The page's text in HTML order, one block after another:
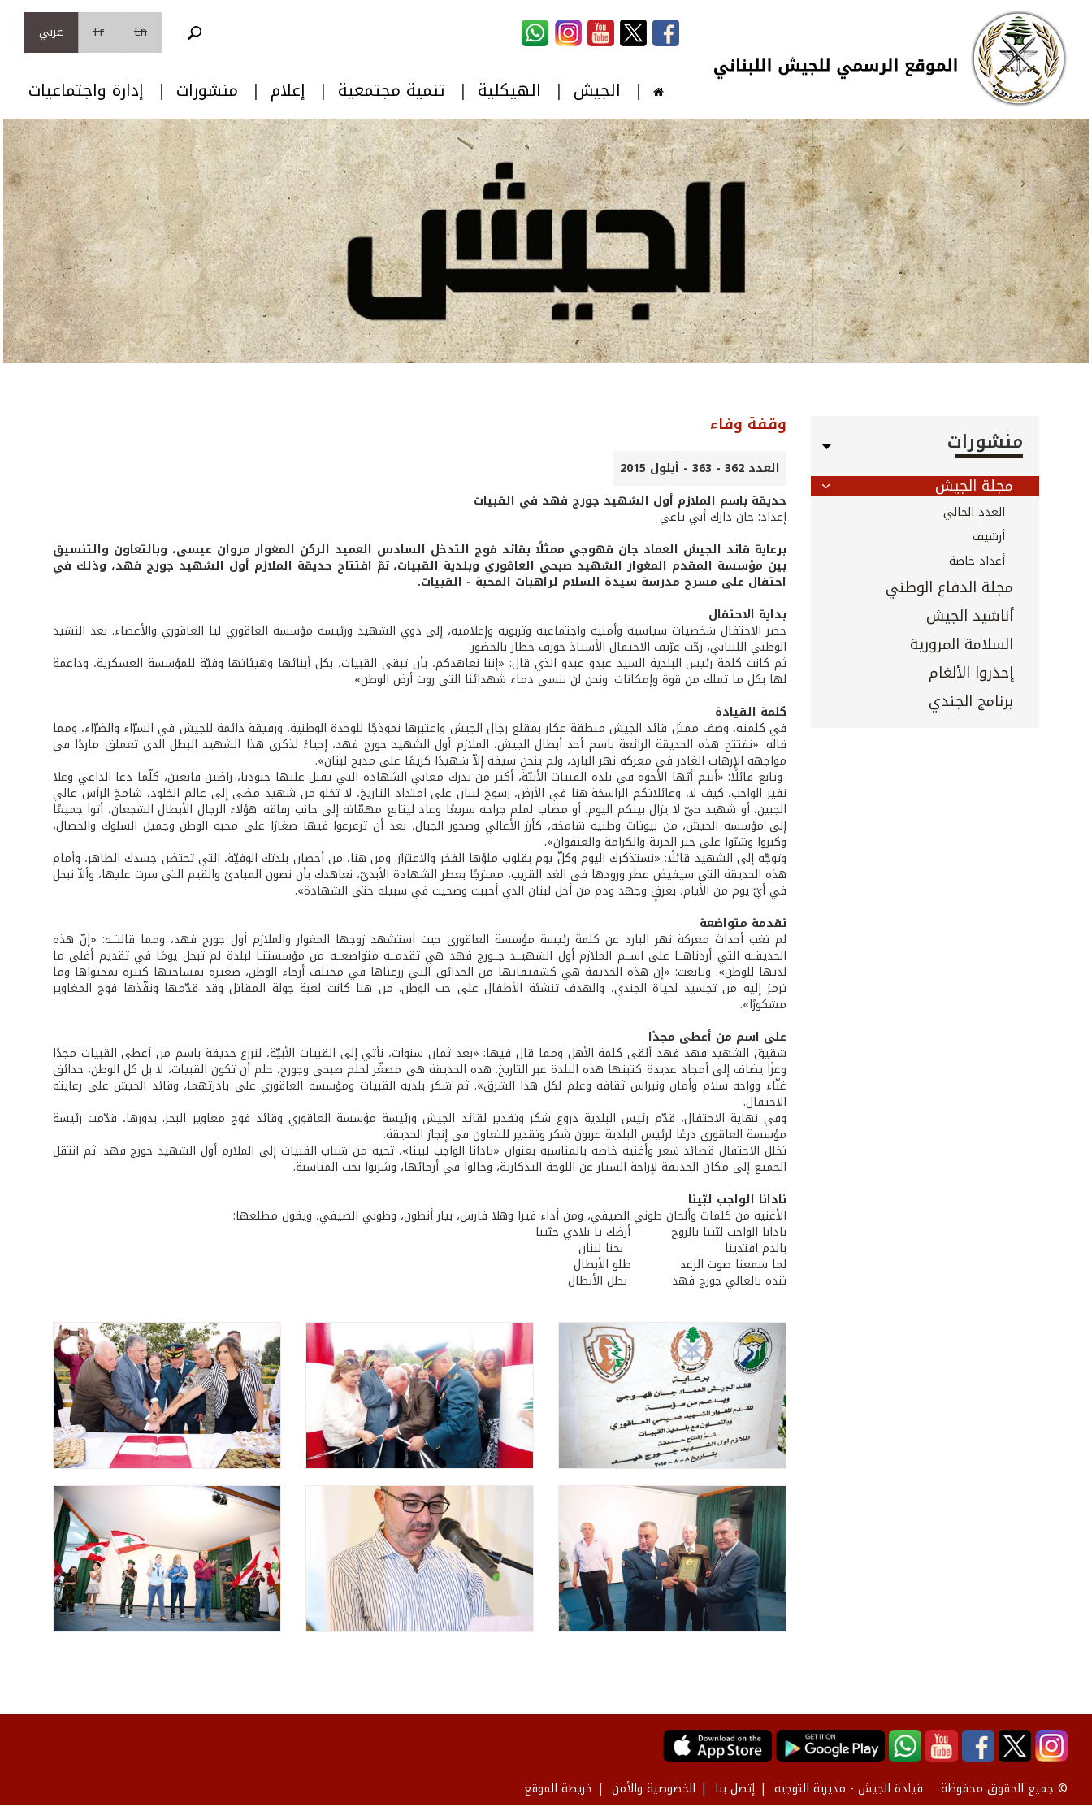
تجاوز إلى المحتوى الرئيسي
Skip to navigation
En
Fr عربي
الجيش الهيكلية تنمية مجتمعية إعلام منشورات إدارة واجتماعيات
منشورات
مجلة الجيش
العدد الحالي
أرشيف
أعداد خاصة
مجلة الدفاع الوطني
أناشيد الجيش
السلامة المرورية
إحذروا الألغام
برنامج الجندي
وقفة وفاء
العدد 362 - 363 - أيلول 2015
حديقة باسم الملازم أول الشهيد جورج فهد في القبيات
إعداد: جان دارك أبي ياغي
برعاية قائد الجيش العماد جان قهوجي ممثلًا بقائد فوج التدخل السادس العميد الركن المغوار مروان عيسى، وبالتعاون والتنسيق
بين مؤسسة المقدم المغوار الشهيد صبحي العاقوري وبلدية القبيات، تمّ افتتاح حديقة الملازم أول الشهيد جورج فهد، وذلك في
احتفال على مسرح مدرسة سيدة السلام لراهبات المحبة - القبيات.
بداية الاحتفال
حضر الاحتفال شخصيات سياسية وأمنية واجتماعية وتربوية وإعلامية، إلى ذوي الشهيد ورئيسة مؤسسة العاقوري ليا العاقوري والأعضاء. بعد النشيد
الوطني اللبناني، رحّب عرّيف الاحتفال الأستاذ جوزف خطار بالحضور.
ثم كانت كلمة رئيس البلدية السيد عبدو عبدو الذي قال: «إننا نعاهدكم، بأن تبقى القبيات، بكل أبنائها وهيئاتها وفيّة للمؤسسة العسكرية، وداعمة
لها بكل ما تملك من قوة وإمكانات. ونحن لن ننسى دماء شهدائنا التي روت أرض الوطن».
كلمة القيادة
في كلمته، وصف ممثل قائد الجيش منطقة عكار بمقلع رجال الجيش واعتبرها نموذجًا للوحدة الوطنية، ورفيقة دائمة للجيش في السرّاء والضرّاء، ومما
قاله: «نفتتح هذه الحديقة الرائعة باسم أحد أبطال الجيش، الملازم أول الشهيد جورج فهد، إحياءً لذكرى هذا الشهيد البطل الذي تعملق ماردًا في
مواجهة الإرهاب الغادر في معركة نهر البارد، ولم ينحنِ سيفه إلاّ شهيدًا كريمًا على مذبح لبنان».
وتابع قائلًا: «أنتم أيّها الأخوة في بلدة القبيات الأبيّة، أكثر من يدرك معاني الشهادة التي يقبل عليها جنودنا، راضين قانعين، كلّما دعا الداعي وعلا
نفير الواجب، كيف لا، وعائلاتكم الراسخة هنا في الأرض، رسوخ لبنان على امتداد التاريخ، لا تخلو من شهيد مضى إلى عالم الخلود، شامخ الرأس عالي
الجبين، أو شهيد حيّ لا يزال بينكم اليوم، أو مصاب لملم جراحه سريعًا وعاد ليتابع مهمّاته إلى جانب رفاقه. هؤلاء الرجال الأبطال الشجعان، أتوا جميعًا
إلى مؤسسة الجيش، من بيوتات وطنية شامخة، كأرز الأعالي وصخور الجبال، بعد أن ترعرعوا فيها صغارًا على محبة الوطن وجميل السلوك والخصال،
وكبروا وشبّوا على خبز الحرية والكرامة والعنفوان».
وتوجّه إلى الشهيد قائلًا: «نستذكرك اليوم وكلّ يوم بقلوب ملؤها الفخر والاعتزاز. ومن هنا، من أحضان بلدتك الوفيّة، التي تحتضن جسدك الطاهر، وأمام
هذه الحديقة التي سيفيض عطر ورودها في الغد القريب، ممتزجًا بعطر الشهادة الأبديّ، نعاهدك بأن نصون المبادئ والقيم التي سرت عليها، وألاّ نبخل
في أيّ يوم من الأيام، بعرقٍ وجهد ودم من أجل لبنان الذي أحببت وضحيت في سبيله حتى الشهادة».
تقدمة متواضعة
لم تغب أحداث معركة نهر البارد عن كلمة رئيسة مؤسسة العاقوري حيث استشهد زوجها المغوار والملازم أول جورج فهد، ومما قالتــه: «إنّ هذه
الحديقــة التي أردناهــا على اســم الملازم أول الشهيــد جــورج فهد هي تقدمــة متواضعــة من مؤسستنـا لبلدة لم تبخل يومًا في تقديم أغلى ما
لديها للوطن». وتابعت: «إن هذه الحديقة هي كشقيقاتها من الحدائق التي زرعناها في مختلف أرجاء الوطن، صغيرة بمساحتها كبيرة بمحتواها وما
ترمز إليه من تجسيد لحياة الجندي، والهدف تنشئة الأطفال على حب الوطن. من هنا كانت لعبة جولة المقاتل وقد قدّمها ونفّذها فوج المغاوير
مشكورًا».
على اسم من أعطى مجدًا
شقيق الشهيد فهد فهد ألقى كلمة الأهل ومما قال فيها: «بعد ثمان سنوات، نأتي إلى القبيات الأبيّة، لنزرع حديقة باسم من أعطى القبيات مجدًا
وعزًا يضاف إلى أمجاد عديدة كتبتها هذه البلدة عبر التاريخ. هذه الحديقة هي مصغّر لحلم صبحي وجورج، حلم أن تكون القبيات، لا بل كل الوطن، حدائق
غنّاء وواحة سلام وأمان ونبراس ثقافة وعلم لكل هذا الشرق». ثم شكر بلدية القبيات ومؤسسة العاقوري على بادرتهما، وقائد الجيش على رعايته
الاحتفال.
وفي نهاية الاحتفال، قدّم رئيس البلدية دروع شكر وتقدير لقائد الجيش ورئيسة مؤسسة العاقوري وقائد فوج مغاوير البحر. بدورها، قدّمت رئيسة
مؤسسة العاقوري درعًا لرئيس البلدية عربون شكر وتقدير للتعاون في إنجاز الحديقة.
تخلل الاحتفال قصائد شعر وأغنية خاصة بالمناسبة بعنوان «نادانا الواجب لبينا»، تحية من شباب القبيات إلى الملازم أول الشهيد جورج فهد. ثم انتقل
الجميع إلى مكان الحديقة لإزاحة الستار عن اللوحة التذكارية، وجالوا في أرجائها، وشربوا نخب المناسبة.
نادانا الواجب لبّينا
الأغنية من كلمات وألحان طوني الصيفي، ومن أداء فيرا وهلا فارس، بيار أنطون، وطوني الصيفي، ويقول مطلعها:
نادانا الواجب لبّينا بالروح أرضك يا بلادي حبّينا
بالدم افتدينا نحنا لبنان
لما سمعنا صوت الرعد طلو الأبطال
تنده بالعالي جورج فهد بطل الأبطال
© جميع الحقوق محفوظة قيادة الجيش - مديرية التوجيه إتصل بنا الخصوصية والأمن خريطة الموقع